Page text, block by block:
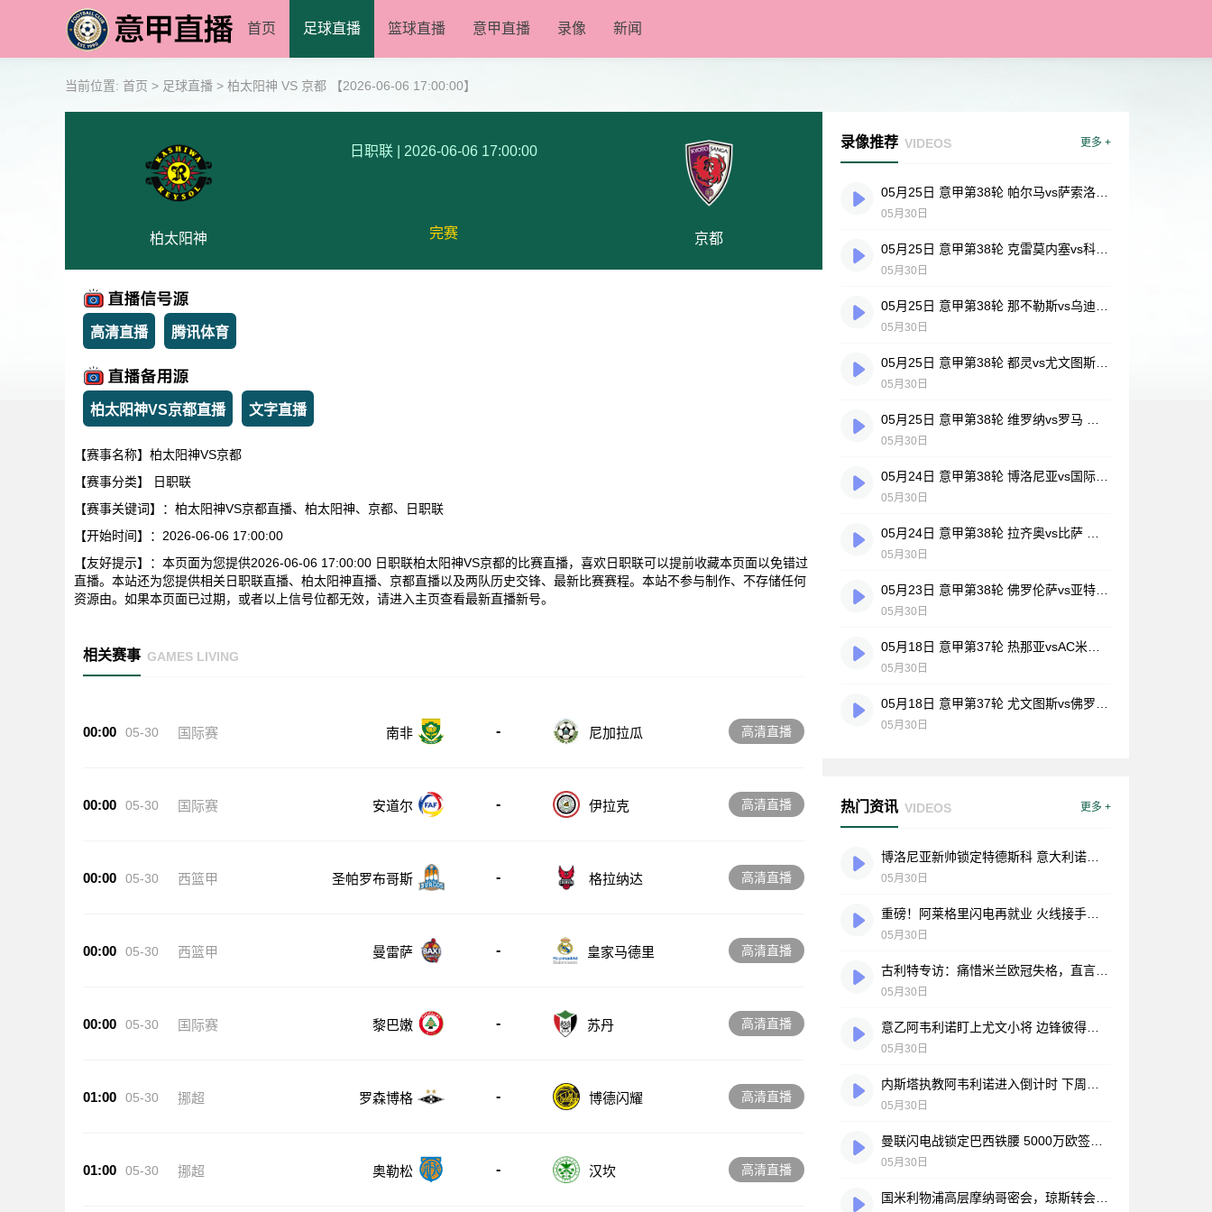
首页 足球直播 篮球直播 意甲直播 录像 新闻
当前位置: 首页 > 足球直播 > 柏太阳神 VS 京都 【2026-06-06 17:00:00】
柏太阳神
日职联 2026-06-06 17:00:00
完赛 京都
高清直播 腾讯体育
柏太阳神VS京都直播 文字直播
【赛事名称】柏太阳神VS京都
【赛事分类】
日职联
【赛事关键词】：柏太阳神VS京都直播、柏太阳神、京都、日职联
【开始时间】：2026-06-06 17:00:00
【友好提示】：本页面为您提供2026-06-06 17:00:00 日职联柏太阳神VS京都的比赛直播，喜欢日职联可以提前收藏本页面以免错过
直播。本站还为您提供相关日职联直播、柏太阳神直播、京都直播以及两队历史交锋、最新比赛赛程。本站不参与制作、不存储任何
资源由。如果本页面已过期，或者以上信号位都无效，请进入主页查看最新直播新号。
相关赛事 GAMES LIVING
00:00 05-30 国际赛 南非 - 尼加拉瓜 高清直播
00:00 05-30 国际赛 安道尔 - 伊拉克 高清直播
00:00 05-30 西篮甲 圣帕罗布哥斯 - 格拉纳达 高清直播
00:00 05-30 西篮甲 曼雷萨 - 皇家马德里 高清直播
00:00 05-30 国际赛 黎巴嫩 - 苏丹 高清直播
01:00 05-30 挪超 罗森博格 - 博德闪耀 高清直播
01:00 05-30 挪超 奥勒松 - 汉坎 高清直播
录像推荐 VIDEOS 更多 +
05月30日
05月30日
05月30日
05月30日
05月30日
05月30日
05月30日
05月30日
05月30日
05月30日
热门资讯 VIDEOS 更多 +
05月30日
05月30日
05月30日
05月30日
05月30日
05月30日